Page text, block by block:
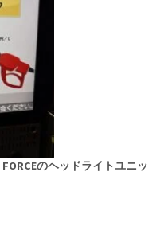
のヘッドライトユニッ